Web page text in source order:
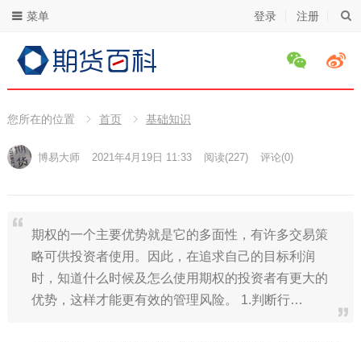
登录 注册
菜单
您所在的位置 首页 基础知识
博易大师 2021年4月19日 11:33 阅读(227) 评论(0)
期权的一个主要优势就是它的多面性，有许多交易策
略可供投资者使用。因此，在追求自己的目标利润
时，知道什么时候及怎么使用期权的投资者有更大的
优势，这样才能更有效的管理风险。 1.判断行…